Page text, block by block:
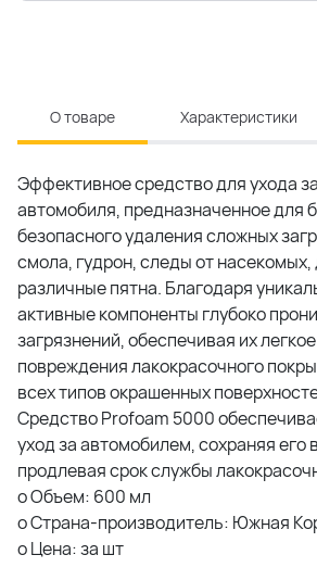
О товаре Характеристики
Эффективное средство для ухода
автомобиля, предназначенное для
безопасного удаления сложных
смола, гудрон, следы от насекомых,
различные пятна. Благодаря
активные компоненты глубоко
загрязнений, обеспечивая их
повреждения лакокрасочного
всех типов окрашенных
Средство Profoam 5000
уход за автомобилем, сохраняя его
продлевая срок службы
o Объем: 600 мл
o Страна-производитель: Южная
o Цена: за шт